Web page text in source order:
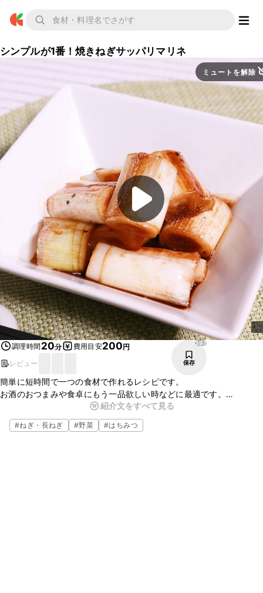
シンプルが1番！焼きねぎサッパリマリネ
ミュートを解除
調理時間 20分 費用目安200円
レビュー
397
保存
簡単に短時間で一つの食材で作れるレシピです。
お酒のおつまみや食卓にもう一品欲しい時などに最適です。
冷蔵庫に余ってしまった野菜などを加えても美味しく頂けます。きの
こやベーコンがオススメです。お好みでアレンジしてみて下さい。
紹介文をすべて見る
#ねぎ・長ねぎ #野菜 #はちみつ